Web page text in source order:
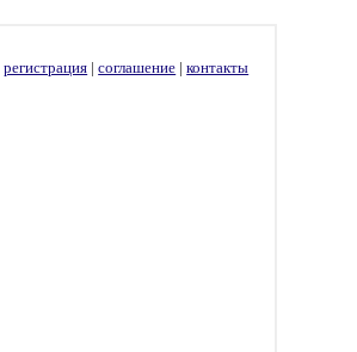
|регистрация |соглашение |контакты